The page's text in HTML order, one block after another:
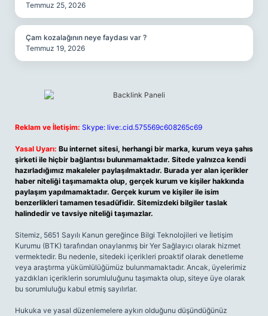
Temmuz 25, 2026
Çam kozalağının neye faydası var ?
Temmuz 19, 2026
Reklam ve İletişim: Skype: live:.cid.575569c608265c69
Yasal Uyarı: Bu internet sitesi, herhangi bir marka, kurum veya şahıs
şirketi ile hiçbir bağlantısı bulunmamaktadır. Sitede yalnızca kendi
hazırladığımız makaleler paylaşılmaktadır. Burada yer alan içerikler
haber niteliği taşımamakta olup, gerçek kurum ve kişiler hakkında
paylaşım yapılmamaktadır. Gerçek kurum ve kişiler ile isim
benzerlikleri tamamen tesadüfidir. Sitemizdeki bilgiler taslak
halindedir ve tavsiye niteliği taşımazlar.
Sitemiz, 5651 Sayılı Kanun gereğince Bilgi Teknolojileri ve İletişim
Kurumu (BTK) tarafından onaylanmış bir Yer Sağlayıcı olarak hizmet
vermektedir. Bu nedenle, sitedeki içerikleri proaktif olarak denetleme
veya araştırma yükümlülüğümüz bulunmamaktadır. Ancak, üyelerimiz
yazdıkları içeriklerin sorumluluğunu taşımakta olup, siteye üye olarak
bu sorumluluğu kabul etmiş sayılırlar.
Hukuka ve yasal düzenlemelere aykırı olduğunu düşündüğünüz